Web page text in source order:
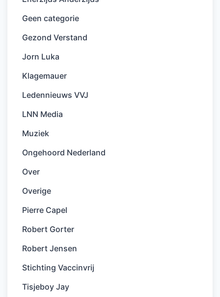
Geen categorie
Gezond Verstand
Jorn Luka
Klagemauer
Ledennieuws VVJ
LNN Media
Muziek
Ongehoord Nederland
Over
Overige
Pierre Capel
Robert Gorter
Robert Jensen
Stichting Vaccinvrij
Tisjeboy Jay